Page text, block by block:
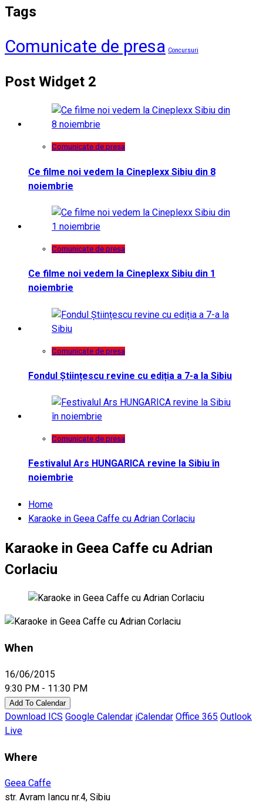
Tags
Comunicate de presa Concursuri
Post Widget 2
Comunicate de presa
Ce filme noi vedem la Cineplexx Sibiu din 8
noiembrie
Comunicate de presa
Ce filme noi vedem la Cineplexx Sibiu din 1
noiembrie
Comunicate de presa
Fondul Științescu revine cu ediția a 7-a la Sibiu
Comunicate de presa
Festivalul Ars HUNGARICA revine la Sibiu în
noiembrie
Home
Karaoke in Geea Caffe cu Adrian Corlaciu
Karaoke in Geea Caffe cu Adrian
Corlaciu
When
16/06/2015
9:30 PM - 11:30 PM
Add To Calendar
Download ICS Google Calendar iCalendar Office 365 Outlook
Live
Where
Geea Caffe
str. Avram Iancu nr.4, Sibiu